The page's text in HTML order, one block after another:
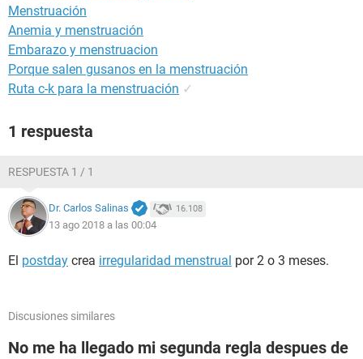
Menstruación
Anemia y menstruación
Embarazo y menstruacion
Porque salen gusanos en la menstruación
Ruta c-k para la menstruación ✓
1 respuesta
RESPUESTA 1 / 1
Dr. Carlos Salinas 16.108
13 ago 2018 a las 00:04
El postday crea irregularidad menstrual por 2 o 3 meses.
Discusiones similares
No me ha llegado mi segunda regla despues de